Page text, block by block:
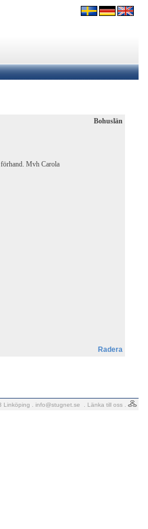
förhand. Mvh Carola
Bohuslän
Radera
Linköping . info@stugnet.se Länka till oss